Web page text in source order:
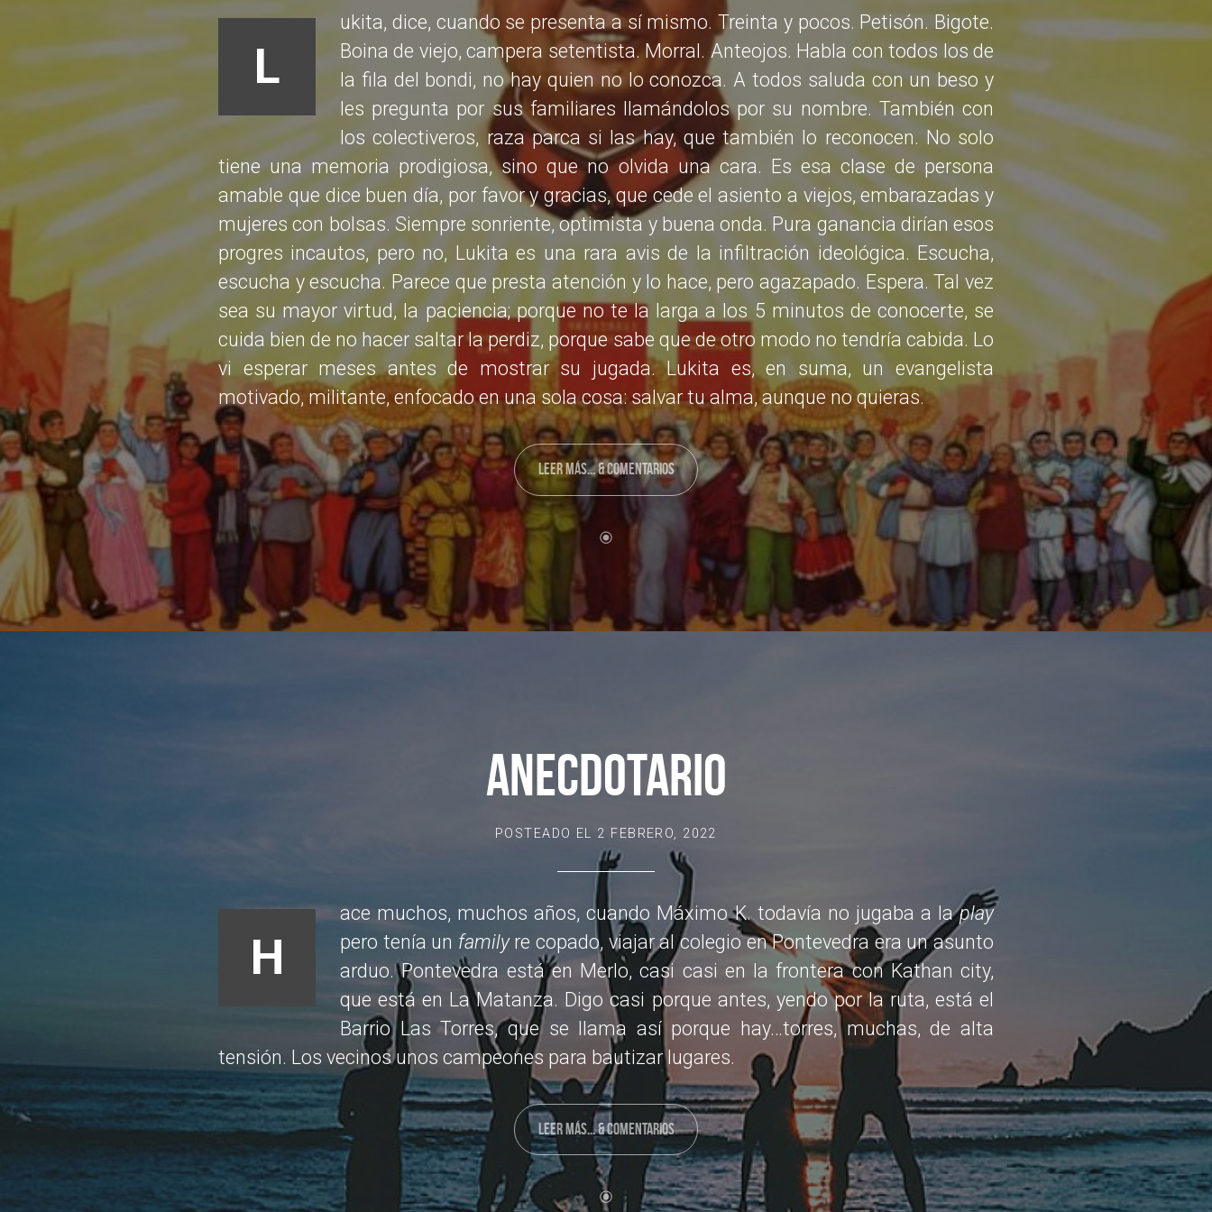
L
ukita, dice, cuando se presenta a sí mismo. Treinta y pocos. Petisón. Bigote.
Boina de viejo, campera setentista. Morral. Anteojos. Habla con todos los de
la fila del bondi, no hay quien no lo conozca. A todos saluda con un beso y
les pregunta por sus familiares llamándolos por su nombre. También con
los colectiveros, raza parca si las hay, que también lo reconocen. No solo
tiene una memoria prodigiosa, sino que no olvida una cara. Es esa clase de persona
amable que dice buen día, por favor y gracias, que cede el asiento a viejos, embarazadas y
mujeres con bolsas. Siempre sonriente, optimista y buena onda. Pura ganancia dirían esos
progres incautos, pero no, Lukita es una rara avis de la infiltración ideológica. Escucha,
escucha y escucha. Parece que presta atención y lo hace, pero agazapado. Espera. Tal vez
sea su mayor virtud, la paciencia; porque no te la larga a los 5 minutos de conocerte, se
cuida bien de no hacer saltar la perdiz, porque sabe que de otro modo no tendría cabida. Lo
vi esperar meses antes de mostrar su jugada. Lukita es, en suma, un evangelista
motivado, militante, enfocado en una sola cosa: salvar tu alma, aunque no quieras.
LEER MÁS... & COMENTARIOS
ANECDOTARIO
POSTEADO EL 2 FEBRERO, 2022
H
ace muchos, muchos años, cuando Máximo K. todavía no jugaba a laplay
pero tenía un familyre copado, viajar al colegio en Pontevedra era un asunto
arduo. Pontevedra está en Merlo, casi casi en la frontera con Kathan city,
que está en La Matanza. Digo casi porque antes, yendo por la ruta, está el
Barrio Las Torres, que se llama así porque hay…torres, muchas, de alta
tensión. Los vecinos unos campeones para bautizar lugares.
LEER MÁS... & COMENTARIOS